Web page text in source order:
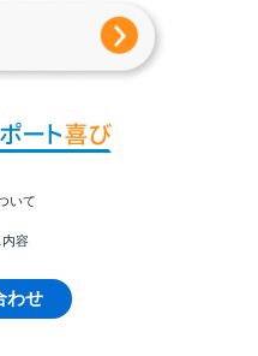
いて
容
わせ